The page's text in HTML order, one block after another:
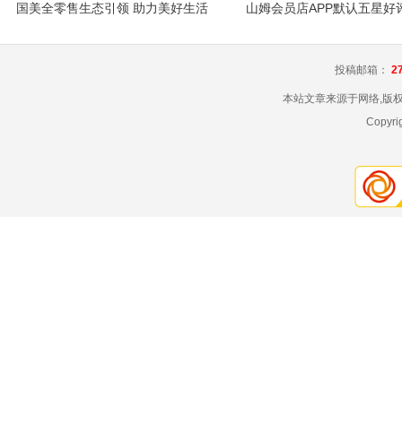
国美全零售生态引领 助力美好生活
投稿邮箱：
本站文章来源于网络,版